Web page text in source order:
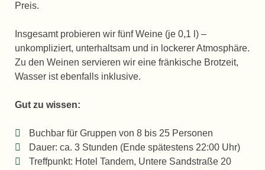
Preis.
Insgesamt probieren wir fünf Weine (je 0,1 l) –
unkompliziert, unterhaltsam und in lockerer Atmosphäre.
Zu den Weinen servieren wir eine fränkische Brotzeit,
Wasser ist ebenfalls inklusive.
Gut zu wissen:
Buchbar für Gruppen von 8 bis 25 Personen
Dauer: ca. 3 Stunden (Ende spätestens 22:00 Uhr)
Treffpunkt: Hotel Tandem, Untere Sandstraße 20